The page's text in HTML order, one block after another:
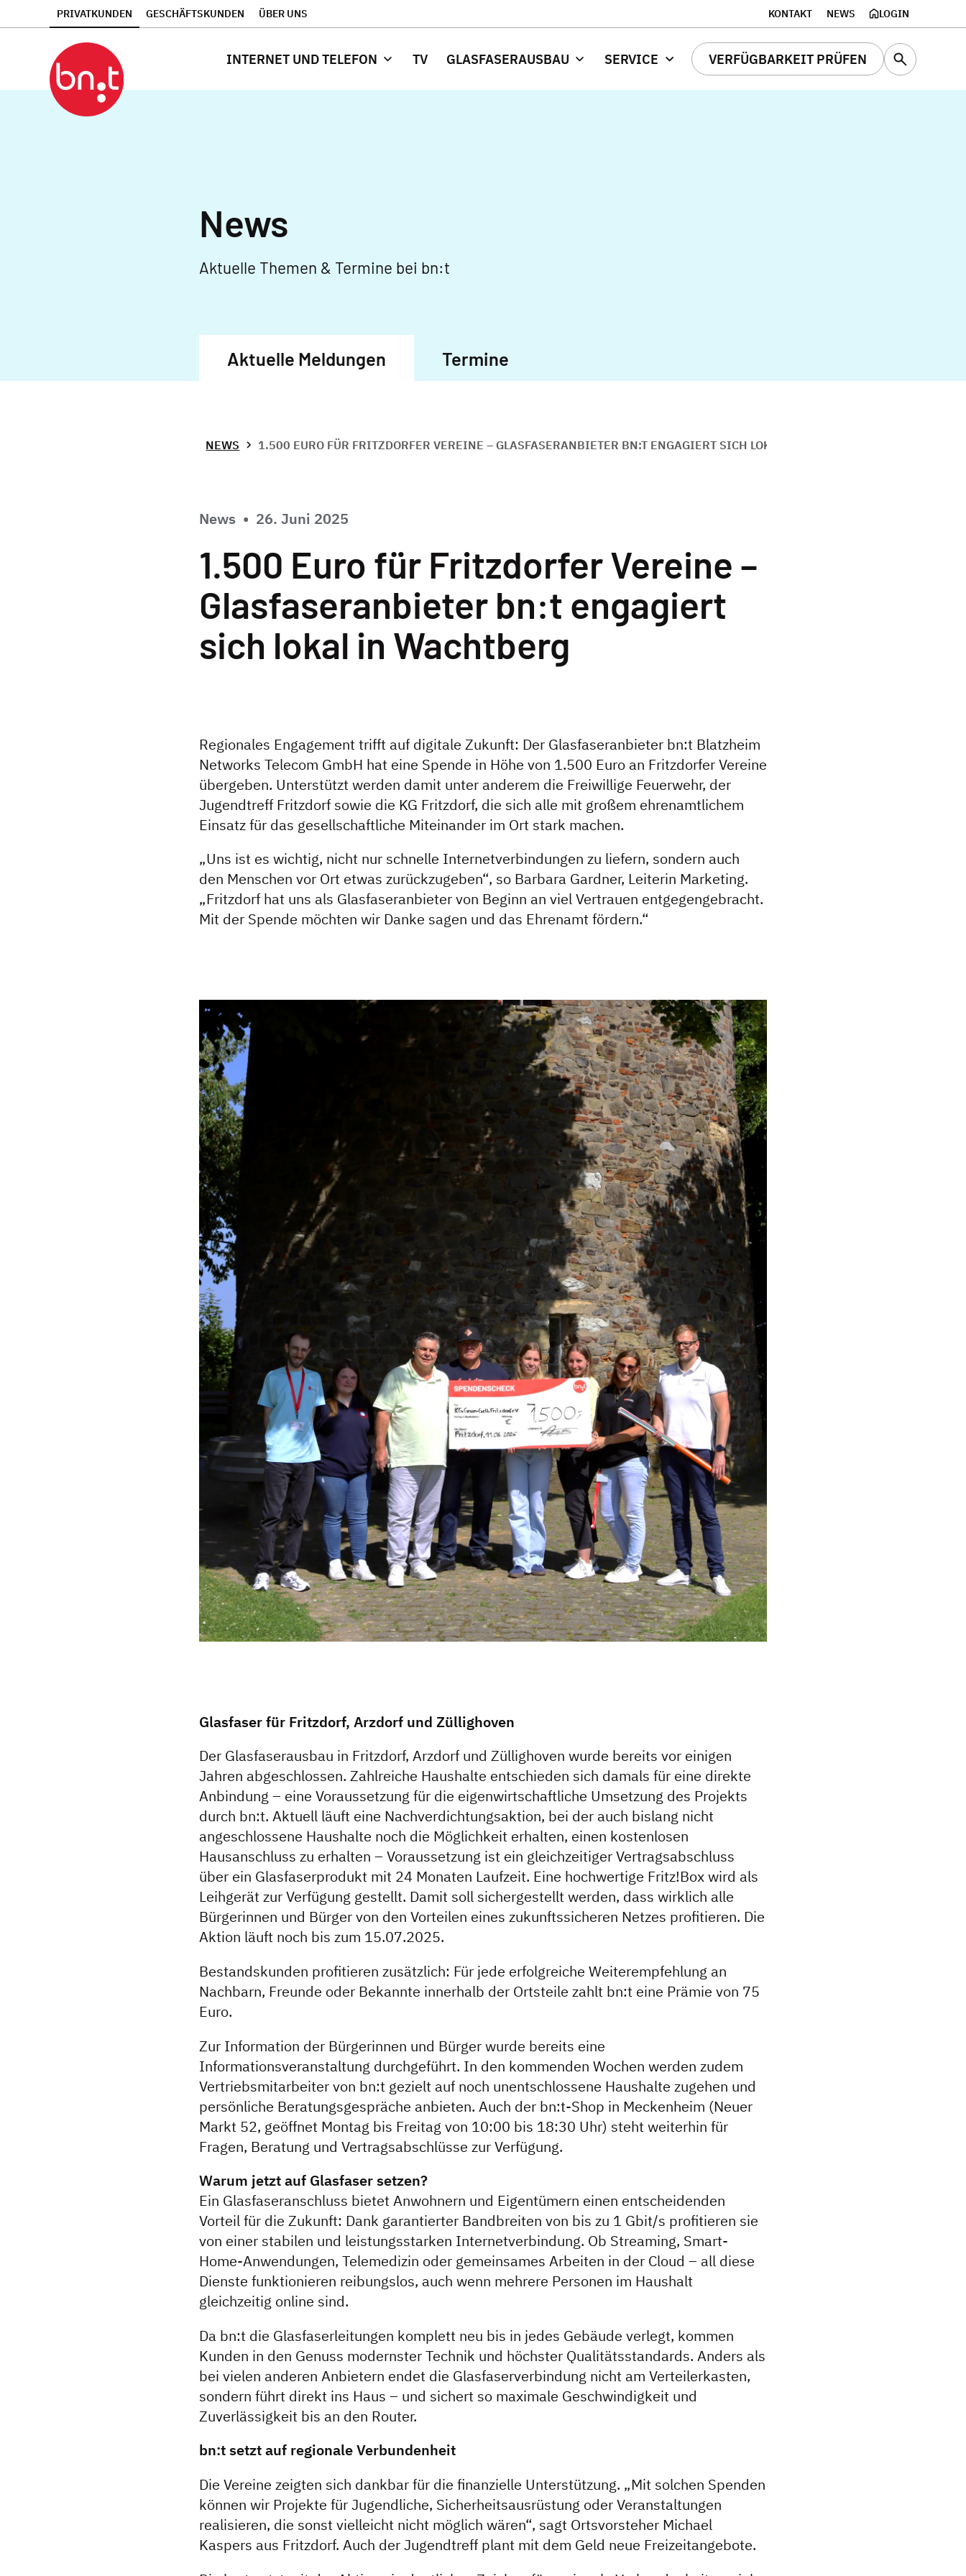
PRIVATKUNDEN GESCHÄFTSKUNDEN ÜBER UNS KONTAKT NEWS LOGIN
INTERNET UND TELEFON TV GLASFASERAUSBAU SERVICE VERFÜGBARKEIT PRÜFEN
News
Aktuelle Themen & Termine bei bn:t
Aktuelle Meldungen Termine
NEWS 1.500 EURO FÜR FRITZDORFER VEREINE – GLASFASERANBIETER BN:T ENGAGIERT SICH LOKAL IN WACHTBERG
News • 26. Juni 2025
1.500 Euro für Fritzdorfer Vereine –
Glasfaseranbieter bn:t engagiert
sich lokal in Wachtberg
Regionales Engagement trifft auf digitale Zukunft: Der Glasfaseranbieter bn:t Blatzheim
Networks Telecom GmbH hat eine Spende in Höhe von 1.500 Euro an Fritzdorfer Vereine
übergeben. Unterstützt werden damit unter anderem die Freiwillige Feuerwehr, der
Jugendtreff Fritzdorf sowie die KG Fritzdorf, die sich alle mit großem ehrenamtlichem
Einsatz für das gesellschaftliche Miteinander im Ort stark machen.
„Uns ist es wichtig, nicht nur schnelle Internetverbindungen zu liefern, sondern auch
den Menschen vor Ort etwas zurückzugeben“, so Barbara Gardner, Leiterin Marketing.
„Fritzdorf hat uns als Glasfaseranbieter von Beginn an viel Vertrauen entgegengebracht.
Mit der Spende möchten wir Danke sagen und das Ehrenamt fördern.“
Glasfaser für Fritzdorf, Arzdorf und Züllighoven
Der Glasfaserausbau in Fritzdorf, Arzdorf und Züllighoven wurde bereits vor einigen
Jahren abgeschlossen. Zahlreiche Haushalte entschieden sich damals für eine direkte
Anbindung – eine Voraussetzung für die eigenwirtschaftliche Umsetzung des Projekts
durch bn:t. Aktuell läuft eine Nachverdichtungsaktion, bei der auch bislang nicht
angeschlossene Haushalte noch die Möglichkeit erhalten, einen kostenlosen
Hausanschluss zu erhalten – Voraussetzung ist ein gleichzeitiger Vertragsabschluss
über ein Glasfaserprodukt mit 24 Monaten Laufzeit. Eine hochwertige Fritz!Box wird als
Leihgerät zur Verfügung gestellt. Damit soll sichergestellt werden, dass wirklich alle
Bürgerinnen und Bürger von den Vorteilen eines zukunftssicheren Netzes profitieren. Die
Aktion läuft noch bis zum 15.07.2025.
Bestandskunden profitieren zusätzlich: Für jede erfolgreiche Weiterempfehlung an
Nachbarn, Freunde oder Bekannte innerhalb der Ortsteile zahlt bn:t eine Prämie von 75
Euro.
Zur Information der Bürgerinnen und Bürger wurde bereits eine
Informationsveranstaltung durchgeführt. In den kommenden Wochen werden zudem
Vertriebsmitarbeiter von bn:t gezielt auf noch unentschlossene Haushalte zugehen und
persönliche Beratungsgespräche anbieten. Auch der bn:t-Shop in Meckenheim (Neuer
Markt 52, geöffnet Montag bis Freitag von 10:00 bis 18:30 Uhr) steht weiterhin für
Fragen, Beratung und Vertragsabschlüsse zur Verfügung.
Warum jetzt auf Glasfaser setzen?
Ein Glasfaseranschluss bietet Anwohnern und Eigentümern einen entscheidenden
Vorteil für die Zukunft: Dank garantierter Bandbreiten von bis zu 1 Gbit/s profitieren sie
von einer stabilen und leistungsstarken Internetverbindung. Ob Streaming, Smart-
Home-Anwendungen, Telemedizin oder gemeinsames Arbeiten in der Cloud – all diese
Dienste funktionieren reibungslos, auch wenn mehrere Personen im Haushalt
gleichzeitig online sind.
Da bn:t die Glasfaserleitungen komplett neu bis in jedes Gebäude verlegt, kommen
Kunden in den Genuss modernster Technik und höchster Qualitätsstandards. Anders als
bei vielen anderen Anbietern endet die Glasfaserverbindung nicht am Verteilerkasten,
sondern führt direkt ins Haus – und sichert so maximale Geschwindigkeit und
Zuverlässigkeit bis an den Router.
bn:t setzt auf regionale Verbundenheit
Die Vereine zeigten sich dankbar für die finanzielle Unterstützung. „Mit solchen Spenden
können wir Projekte für Jugendliche, Sicherheitsausrüstung oder Veranstaltungen
realisieren, die sonst vielleicht nicht möglich wären“, sagt Ortsvorsteher Michael
Kaspers aus Fritzdorf. Auch der Jugendtreff plant mit dem Geld neue Freizeitangebote.